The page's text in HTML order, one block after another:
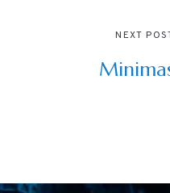
NEXT